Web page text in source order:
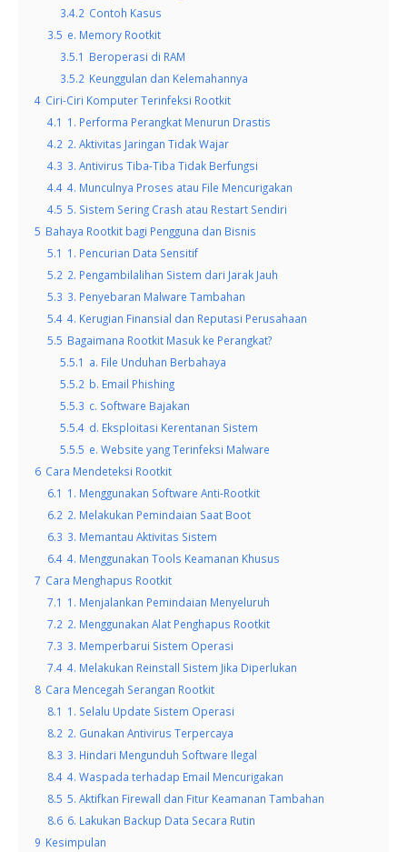
3.4.2 Contoh Kasus
3.5 e. Memory Rootkit
3.5.1 Beroperasi di RAM
3.5.2 Keunggulan dan Kelemahannya
4 Ciri-Ciri Komputer Terinfeksi Rootkit
4.1 1. Performa Perangkat Menurun Drastis
4.2 2. Aktivitas Jaringan Tidak Wajar
4.3 3. Antivirus Tiba-Tiba Tidak Berfungsi
4.4 4. Munculnya Proses atau File Mencurigakan
4.5 5. Sistem Sering Crash atau Restart Sendiri
5 Bahaya Rootkit bagi Pengguna dan Bisnis
5.1 1. Pencurian Data Sensitif
5.2 2. Pengambilalihan Sistem dari Jarak Jauh
5.3 3. Penyebaran Malware Tambahan
5.4 4. Kerugian Finansial dan Reputasi Perusahaan
5.5 Bagaimana Rootkit Masuk ke Perangkat?
5.5.1 a. File Unduhan Berbahaya
5.5.2 b. Email Phishing
5.5.3 c. Software Bajakan
5.5.4 d. Eksploitasi Kerentanan Sistem
5.5.5 e. Website yang Terinfeksi Malware
6 Cara Mendeteksi Rootkit
6.1 1. Menggunakan Software Anti-Rootkit
6.2 2. Melakukan Pemindaian Saat Boot
6.3 3. Memantau Aktivitas Sistem
6.4 4. Menggunakan Tools Keamanan Khusus
7 Cara Menghapus Rootkit
7.1 1. Menjalankan Pemindaian Menyeluruh
7.2 2. Menggunakan Alat Penghapus Rootkit
7.3 3. Memperbarui Sistem Operasi
7.4 4. Melakukan Reinstall Sistem Jika Diperlukan
8 Cara Mencegah Serangan Rootkit
8.1 1. Selalu Update Sistem Operasi
8.2 2. Gunakan Antivirus Terpercaya
8.3 3. Hindari Mengunduh Software Ilegal
8.4 4. Waspada terhadap Email Mencurigakan
8.5 5. Aktifkan Firewall dan Fitur Keamanan Tambahan
8.6 6. Lakukan Backup Data Secara Rutin
9 Kesimpulan